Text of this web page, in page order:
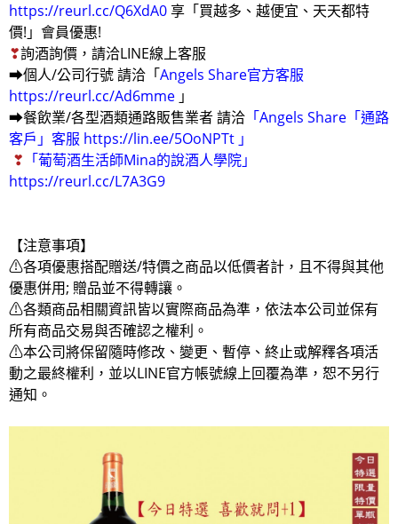
https://reurl.cc/Q6XdA0享「買越多、越便宜、天天都特
價!」會員優惠!
❣詢酒詢價，請洽LINE線上客服
➡個人/公司行號 請洽「Angels Share官方客服
https://reurl.cc/Ad6mme 」
➡餐飲業/各型酒類通路販售業者 請洽 「Angels Share「通路
客戶」客服 https://lin.ee/5OoNPTt 」
❣ 「葡萄酒生活師Mina的說酒人學院」
https://reurl.cc/L7A3G9
【注意事項】
⚠各項優惠搭配贈送/特價之商品以低價者計，且不得與其他
優惠併用; 贈品並不得轉讓。
⚠各類商品相關資訊皆以實際商品為準，依法本公司並保有
所有商品交易與否確認之權利。
⚠本公司將保留隨時修改、變更、暫停、終止或解釋各項活
動之最終權利，並以LINE官方帳號線上回覆為準，恕不另行
通知。